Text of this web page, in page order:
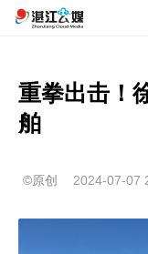
重拳出击！
舶
©原创 2024-07-07